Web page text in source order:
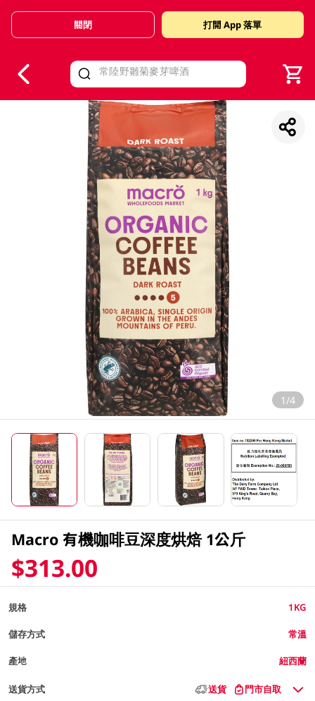
Valid Until 30 June 2026
關閉 打開 App 落單
1/4
Macro 有機咖啡豆深度烘焙 1公斤
$313.00
規格 1KG
儲存方式 常溫
產地 紐西蘭
送貨方式 送貨 門市自取